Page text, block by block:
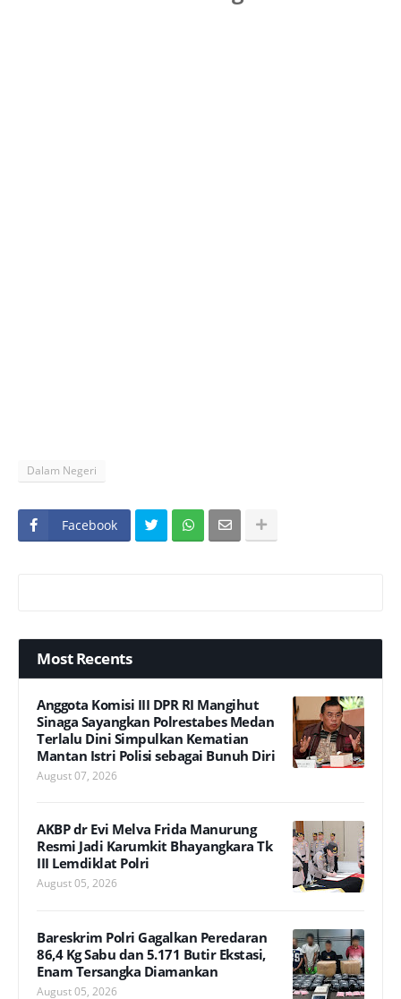
Dalam Negeri
Facebook
Most Recents
Anggota Komisi III DPR RI Mangihut
Sinaga Sayangkan Polrestabes Medan
Terlalu Dini Simpulkan Kematian
Mantan Istri Polisi sebagai Bunuh Diri
August 07, 2026
AKBP dr Evi Melva Frida Manurung
Resmi Jadi Karumkit Bhayangkara Tk
III Lemdiklat Polri
August 05, 2026
Bareskrim Polri Gagalkan Peredaran
86,4 Kg Sabu dan 5.171 Butir Ekstasi,
Enam Tersangka Diamankan
August 05, 2026